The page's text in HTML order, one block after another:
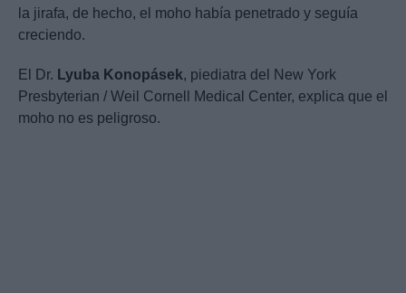
la jirafa, de hecho, el moho había penetrado y seguía
creciendo.
El Dr. Lyuba Konopásek, piediatra del New York
Presbyterian / Weil Cornell Medical Center, explica que el
moho no es peligroso.